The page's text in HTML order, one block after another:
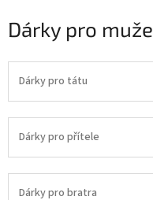
Dárky pro muže
Dárky pro tátu
Dárky pro přítele
Dárky pro bratra